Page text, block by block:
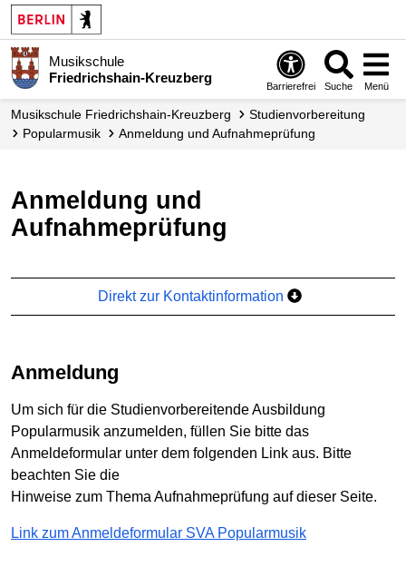
Musikschule
Friedrichshain-Kreuzberg
Barrierefrei Suche Menü
Musikschule Friedrichshain-Kreuzberg
Studienvorbereitung
Popularmusik
Anmeldung und Aufnahmeprüfung
Anmeldung und
Aufnahmeprüfung
Direkt zur Kontaktinformation
Anmeldung
Um sich für die Studienvorbereitende Ausbildung
Popularmusik anzumelden, füllen Sie bitte das
Anmeldeformular unter dem folgenden Link aus. Bitte
beachten Sie die
Hinweise zum Thema Aufnahmeprüfung auf dieser Seite.
Link zum Anmeldeformular SVA Popularmusik